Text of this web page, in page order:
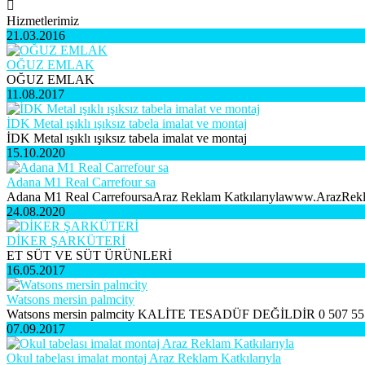
Hizmetlerimiz
21.03.2016
OĞUZ EMLAK
OĞUZ EMLAK
11.08.2017
İDK Metal ışıklı ışıksız tabela imalat ve montaj
İDK Metal ışıklı ışıksız tabela imalat ve montaj
15.10.2020
Adana M1 Real Carrefour sa
Adana M1 Real CarrefoursaAraz Reklam
24.08.2020
DİKER ŞARKÜTERİ
ET SÜT VE SÜT ÜRÜNLERİ
16.05.2017
Watsons mersin palmcity
Watsons mersin palmcity KALİTE TESADÜF DEĞİLDİR 0 507
07.09.2017
Okul tabelası imalat montaj Araz Reklam Katkılarıyla